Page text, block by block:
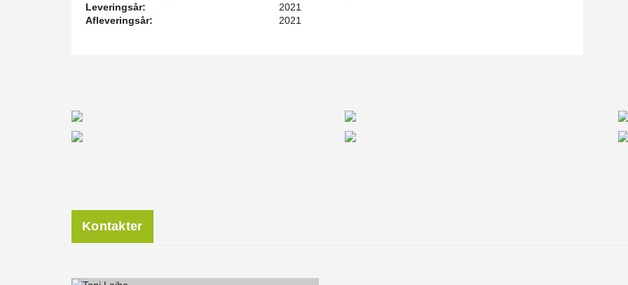
Leveringsår:
2021
Afleveringsår:
2021
Kontakter